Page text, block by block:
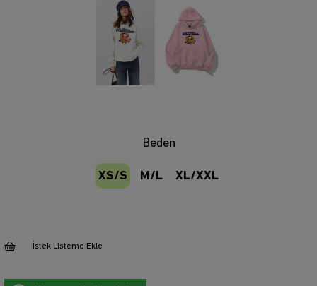
Beden
XS/S M/L XL/XXL
İstek Listeme Ekle